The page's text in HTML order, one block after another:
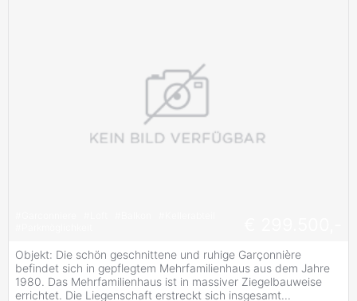
Objekt: Die schön geschnittene und ruhige Garçonnière
befindet sich in gepflegtem Mehrfamilienhaus aus dem Jahre
1980. Das Mehrfamilienhaus ist in massiver Ziegelbauweise
errichtet. Die Liegenschaft erstreckt sich insgesamt...